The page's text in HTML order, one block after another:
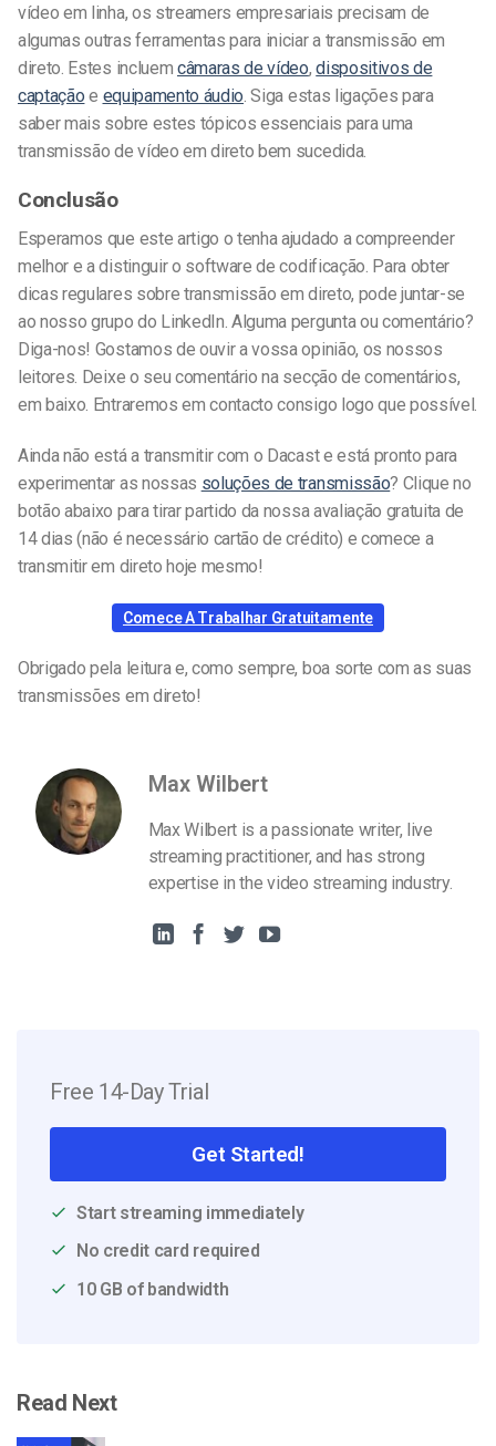
vídeo em linha, os streamers empresariais precisam de
algumas outras ferramentas para iniciar a transmissão em
direto. Estes incluem câmaras de vídeo,dispositivos de
captação e equipamento áudio . Siga estas ligações para
saber mais sobre estes tópicos essenciais para uma
transmissão de vídeo em direto bem sucedida.
Conclusão
Esperamos que este artigo o tenha ajudado a compreender
melhor e a distinguir o software de codificação. Para obter
dicas regulares sobre transmissão em direto, pode juntar-se
ao nosso grupo do LinkedIn. Alguma pergunta ou comentário?
Diga-nos! Gostamos de ouvir a vossa opinião, os nossos
leitores. Deixe o seu comentário na secção de comentários,
em baixo. Entraremos em contacto consigo logo que possível.
Ainda não está a transmitir com o Dacast e está pronto para
experimentar as nossas soluções de transmissão? Clique no
botão abaixo para tirar partido da nossa avaliação gratuita de
14 dias (não é necessário cartão de crédito) e comece a
transmitir em direto hoje mesmo!
Comece A Trabalhar Gratuitamente
Obrigado pela leitura e, como sempre, boa sorte com as suas
transmissões em direto!
Max Wilbert
Max Wilbert is a passionate writer, live
streaming practitioner, and has strong
expertise in the video streaming industry.
Free 14-Day Trial
Get Started!
Start streaming immediately
No credit card required
10 GB of bandwidth
Read Next